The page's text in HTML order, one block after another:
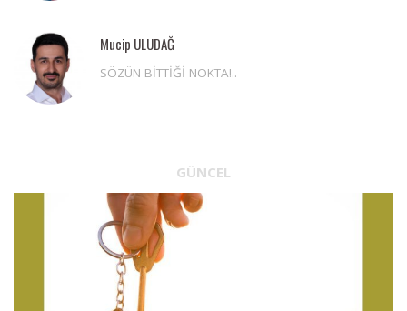
Mucip ULUDAĞ
SÖZÜN BİTTİĞİ NOKTA!..
GÜNCEL